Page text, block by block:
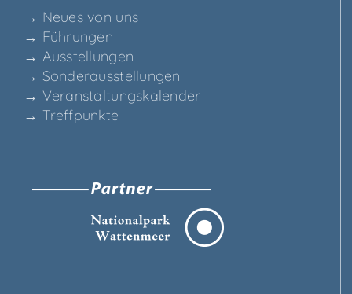
→ Neu­es von uns
→ Füh­run­gen
→ Aus­stel­lun­gen
→ Son­der­aus­stel­lun­gen
→ Ver­an­stal­tungs­ka­len­der
→ Treff­punk­te